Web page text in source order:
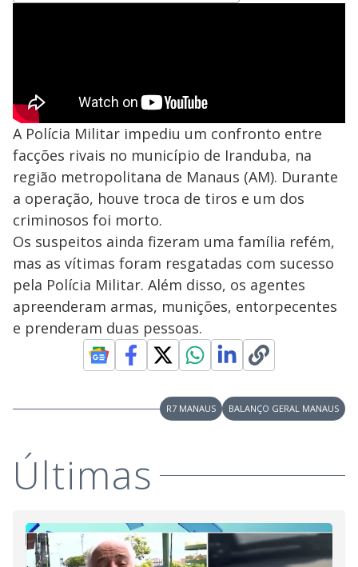
A Polícia Militar impediu um confronto entre
facções rivais no município de Iranduba, na
região metropolitana de Manaus (AM). Durante
a operação, houve troca de tiros e um dos
criminosos foi morto.
Os suspeitos ainda fizeram uma família refém,
mas as vítimas foram resgatadas com sucesso
pela Polícia Militar. Além disso, os agentes
apreenderam armas, munições, entorpecentes
e prenderam duas pessoas.
R7 MANAUS BALANÇO GERAL MANAUS
Últimas